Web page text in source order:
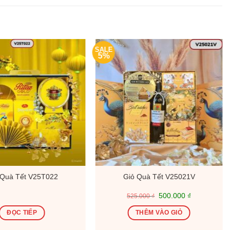
Tết V25T022
ĐỌC TIẾP
SALE
5%
Giỏ Quà Tết V25021V
525.000₫ Giá
là:
525.000 ₫.
500.000 ₫Giá
tại
là:
THÊM VÀO GIỎ